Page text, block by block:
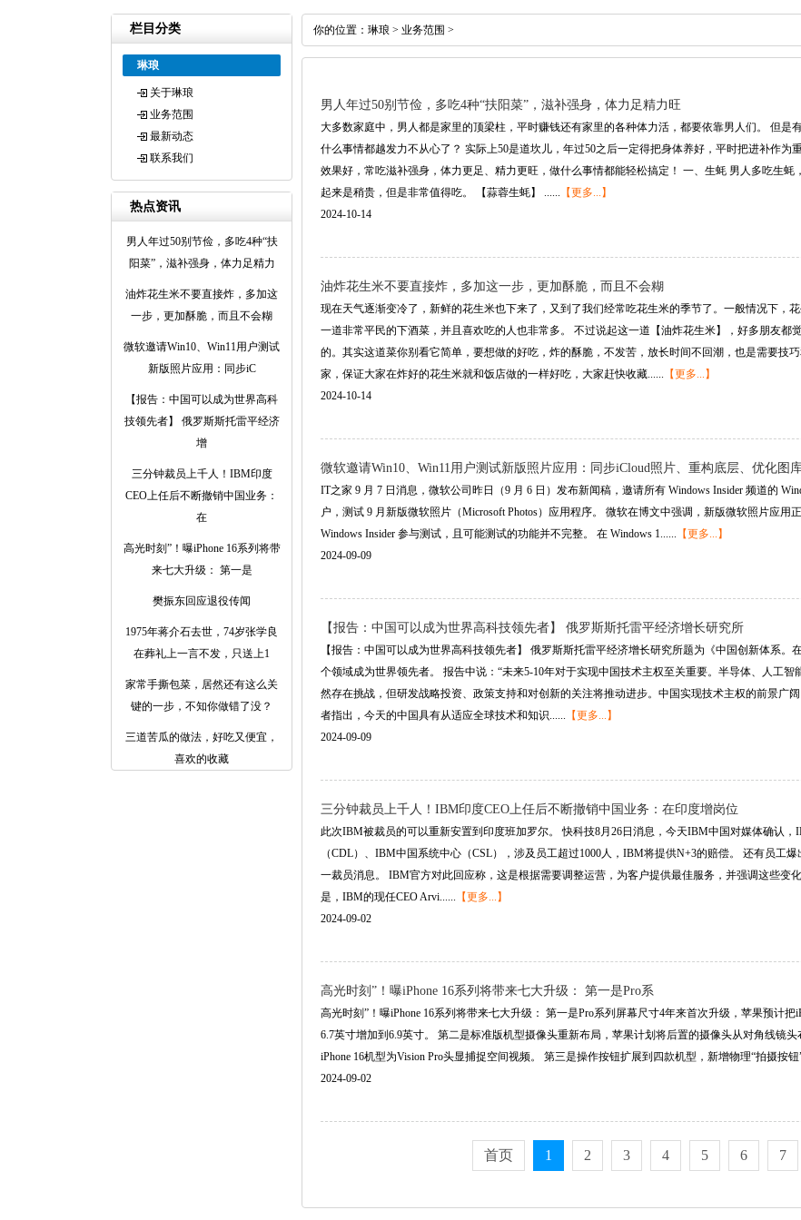
栏目分类
琳琅
关于琳琅
业务范围
最新动态
联系我们
热点资讯
男人年过50别节俭，多吃4种“扶
阳菜”，滋补强身，体力足精力
油炸花生米不要直接炸，多加这
一步，更加酥脆，而且不会糊
微软邀请Win10、Win11用户测试
新版照片应用：同步iC
【报告：中国可以成为世界高科
技领先者】 俄罗斯斯托雷平经济
增
三分钟裁员上千人！IBM印度
CEO上任后不断撤销中国业务：
在
高光时刻”！曝iPhone 16系列将带
来七大升级： 第一是
樊振东回应退役传闻
1975年蒋介石去世，74岁张学良
在葬礼上一言不发，只送上1
家常手撕包菜，居然还有这么关
键的一步，不知你做错了没？
三道苦瓜的做法，好吃又便宜，
喜欢的收藏
你的位置： 琳琅 > 业务范围 >
男人年过50别节俭，多吃4种“扶阳菜”，滋补强身，体力足精力旺
大多数家庭中，男人都是家里的顶梁柱，平时赚钱还有家里的各种体力活，都要依靠男人们。 但
什么事情都越发力不从心了？ 实际上50是道坎儿，年过50之后一定得把身体养好，平时把进补作为
效果好，常吃滋补强身，体力更足、精力更旺，做什么事情都能轻松搞定！ 一、生蚝 男人多吃生
起来是稍贵，但是非常值得吃。 【蒜蓉生蚝】 ...... 【更多...】
2024-10-14
油炸花生米不要直接炸，多加这一步，更加酥脆，而且不会糊
现在天气逐渐变冷了，新鲜的花生米也下来了，又到了我们经常吃花生米的季节了。一般情况下，
一道非常平民的下酒菜，并且喜欢吃的人也非常多。 不过说起这一道【油炸花生米】，好多朋友都
的。其实这道菜你别看它简单，要想做的好吃，炸的酥脆，不发苦，放长时间不回潮，也是需要技
家，保证大家在炸好的花生米就和饭店做的一样好吃，大家赶快收藏...... 【更多...】
2024-10-14
微软邀请Win10、Win11用户测试新版照片应用：同步iCloud照片、重构底层、优化图
IT之家 9 月 7 日消息，微软公司昨日（9 月 6 日）发布新闻稿，邀请所有 Windows Insider 频道的
户，测试 9 月新版微软照片（Microsoft Photos）应用程序。 微软在博文中强调，新版微软照片应
Windows Insider 参与测试，且可能测试的功能并不完整。 在 Windows 1...... 【更多...】
2024-09-09
【报告：中国可以成为世界高科技领先者】 俄罗斯斯托雷平经济增长研究所
【报告：中国可以成为世界高科技领先者】 俄罗斯斯托雷平经济增长研究所题为《中国创新体系
个领域成为世界领先者。 报告中说：“未来5-10年对于实现中国技术主权至关重要。半导体、人工
然存在挑战，但研发战略投资、政策支持和对创新的关注将推动进步。中国实现技术主权的前景广
者指出，今天的中国具有从适应全球技术和知识...... 【更多...】
2024-09-09
三分钟裁员上千人！IBM印度CEO上任后不断撤销中国业务：在印度增岗位
此次IBM被裁员的可以重新安置到印度班加罗尔。 快科技8月26日消息，今天IBM中国对媒体确认
（CDL）、IBM中国系统中心（CSL），涉及员工超过1000人，IBM将提供N+3的赔偿。 还有员工
一裁员消息。 IBM官方对此回应称，这是根据需要调整运营，为客户提供最佳服务，并强调这些变
是，IBM的现任CEO Arvi...... 【更多...】
2024-09-02
高光时刻”！曝iPhone 16系列将带来七大升级： 第一是Pro系
高光时刻”！曝iPhone 16系列将带来七大升级： 第一是Pro系列屏幕尺寸4年来首次升级，苹果预计把
6.7英寸增加到6.9英寸。 第二是标准版机型摄像头重新布局，苹果计划将后置的摄像头从对角线镜
iPhone 16机型为Vision Pro头显捕捉空间视频。 第三是操作按钮扩展到四款机型，新增物理“拍摄按钮
2024-09-02
首页 1 2 3 4 5 6 7